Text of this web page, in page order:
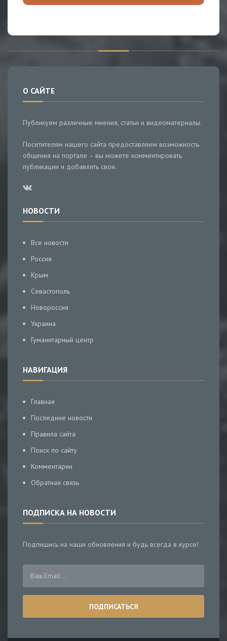
О САЙТЕ
Публикуем различные мнения, статьи и видеоматериалы.
Посетителям нашего сайта предоставляем возможность
общения на портале – вы можете комментировать
публикации и добавлять свои.
НОВОСТИ
Все новости
Россия
Крым
Севастополь
Новороссия
Украина
Гуманитарный центр
НАВИГАЦИЯ
Главная
Последние новости
Правила сайта
Поиск по сайту
Комментарии
Обратная связь
ПОДПИСКА НА НОВОСТИ
Подпишись на наши обновления и будь всегда в курсе!